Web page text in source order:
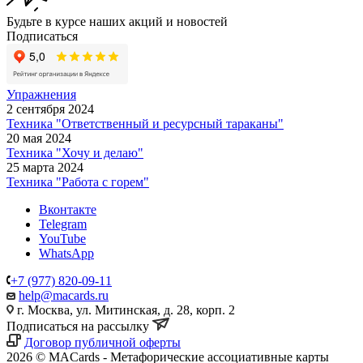
Будьте в курсе наших акций и новостей
Подписаться
Упражнения
2 сентября 2024
Техника "Ответственный и ресурсный тараканы"
20 мая 2024
Техника "Хочу и делаю"
25 марта 2024
Техника "Работа с горем"
Вконтакте
Telegram
YouTube
WhatsApp
+7 (977) 820-09-11
help@macards.ru
г. Москва, ул. Митинская, д. 28, корп. 2
Подписаться на рассылку
Договор публичной оферты
2026 © MACards - Метафорические ассоциативные карты